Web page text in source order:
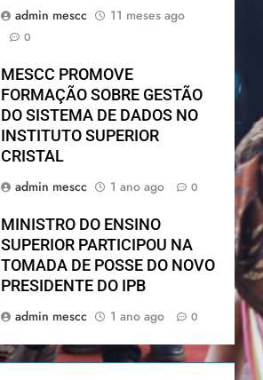
admin mescc
11 meses ago
0
MESCC PROMOVE
FORMAÇÃO SOBRE GESTÃO
DO SISTEMA DE DADOS NO
INSTITUTO SUPERIOR
CRISTAL
admin mescc
1 ano ago 0
MINISTRO DO ENSINO
SUPERIOR PARTICIPOU NA
TOMADA DE POSSE DO NOVO
PRESIDENTE DO IPB
admin mescc
1 ano ago 0